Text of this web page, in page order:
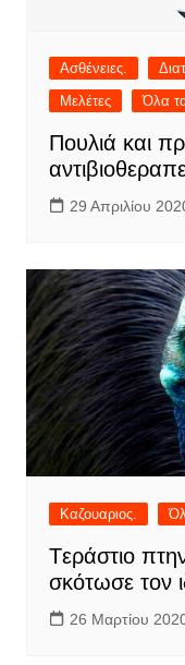
Ασθένειες.
Μελέτες
Όλα
Πουλιά και
29 Απριλίου
Καζουαριος.
Tεράστιο
σκότωσε τον
26 Μαρτίου